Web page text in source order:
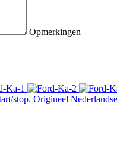
Opmerkingen
stop. Origineel